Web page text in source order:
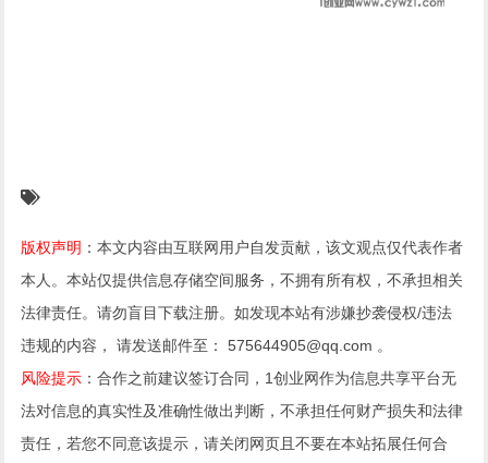
版权声明 ：本文内容由互联网用户自发贡献，该文观点仅代表作者
本人。本站仅提供信息存储空间服务，不拥有所有权，不承担相关
法律责任。请勿盲目下载注册。如发现本站有涉嫌抄袭侵权/违法
违规的内容， 请发送邮件至： 575644905@qq.com 。
风险提示 ：合作之前建议签订合同，1创业网作为信息共享平台无
法对信息的真实性及准确性做出判断，不承担任何财产损失和法律
责任，若您不同意该提示，请关闭网页且不要在本站拓展任何合